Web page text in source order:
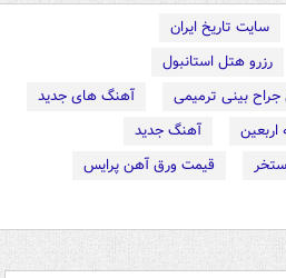
سایت تاریخ ایران
رزرو هتل استانبول
جراح بینی ترمیمی
آهنگ های جدید
اربعین
آهنگ جدید
قیمت ورق آهن پرایس